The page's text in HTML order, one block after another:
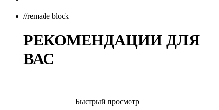
//remade block
РЕКОМЕНДАЦИИ ДЛЯ
ВАС
Быстрый просмотр